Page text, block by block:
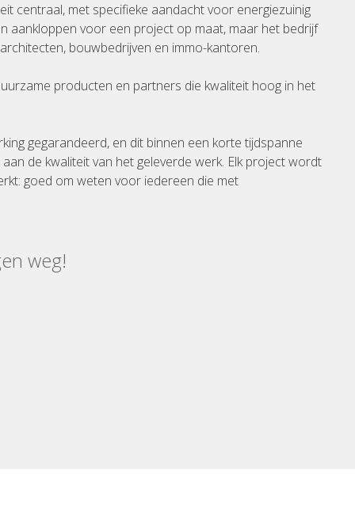
centraal, met specifieke aandacht voor energiezuinig
aankloppen voor een project op maat, maar het bedrijf
bouwbedrijven en immo-kantoren.
producten en partners die kwaliteit hoog in het
gegarandeerd, en dit binnen een korte tijdspanne
de kwaliteit van het geleverde werk. Elk project wordt
goed om weten voor iedereen die met
weg!